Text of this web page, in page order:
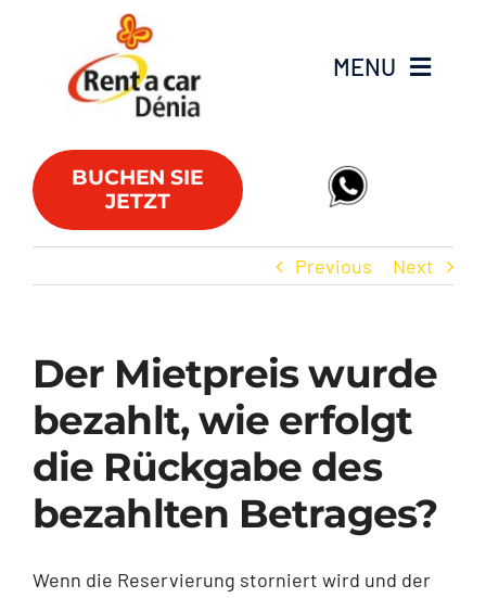
MENU
Fahrzeugflotte
Lieferwagen
Angebote
FAQs
Club RAC
BUCHEN SIE
JETZT
Previous Next
Der Mietpreis wurde
bezahlt, wie erfolgt
die Rückgabe des
bezahlten Betrages?
Wenn die Reservierung storniert wird und der